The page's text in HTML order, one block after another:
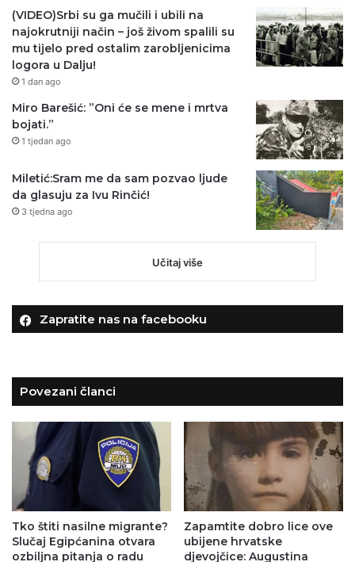
(VIDEO)Srbi su ga mučili i ubili na
najokrutniji način – još živom spalili su
mu tijelo pred ostalim zarobljenicima
logora u Dalju!
1 dan ago
Miro Barešić: ”Oni će se mene i mrtva
bojati.”
1 tjedan ago
Miletić:Sram me da sam pozvao ljude
da glasuju za Ivu Rinčić!
3 tjedna ago
Učitaj više
Zapratite nas na facebooku
Povezani članci
Tko štiti nasilne migrante?
Slučaj Egipćanina otvara
ozbiljna pitanja o radu
Zapamtite dobro lice ove
ubijene hrvatske
djevojčice: Augustina